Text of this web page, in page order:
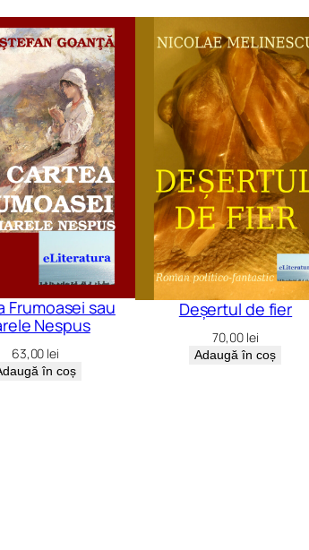
Frumoasei sau
Nespus
63,00 lei
în coș
Deșertul de fier
70,00 lei
Adaugă în coș